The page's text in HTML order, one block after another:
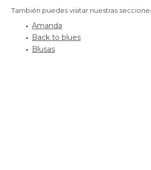
También puedes visitar nuestras
Amanda
Back to blues
Blusas